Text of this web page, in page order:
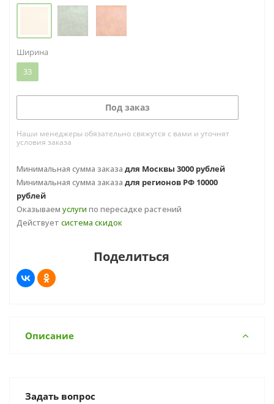
Ширина
33
Под заказ
Наши менеджеры обязательно свяжутся с вами и уточнят
условия заказа
Минимальная сумма заказа для Москвы 3000 рублей
Минимальная сумма заказа для регионов РФ 10000
рублей
Оказываем услуги по пересадке растений
Действует система скидок
Поделиться
Описание
Задать вопрос